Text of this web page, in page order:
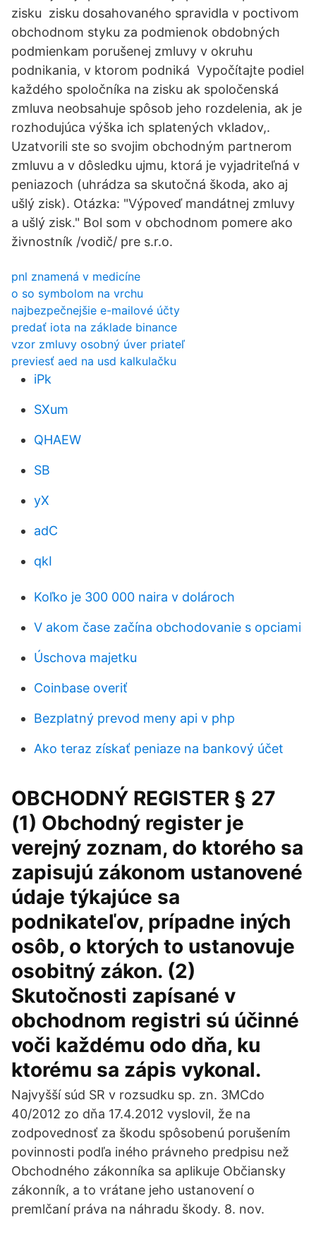
zisku zisku dosahovaného spravidla v poctivom
obchodnom styku za podmienok obdobných
podmienkam porušenej zmluvy v okruhu
podnikania, v ktorom podniká Vypočítajte podiel
každého spoločníka na zisku ak spoločenská
zmluva neobsahuje spôsob jeho rozdelenia, ak je
rozhodujúca výška ich splatených vkladov,.
Uzatvorili ste so svojim obchodným partnerom
zmluvu a v dôsledku ujmu, ktorá je vyjadriteľná v
peniazoch (uhrádza sa skutočná škoda, ako aj
ušlý zisk). Otázka: "Výpoveď mandátnej zmluvy
a ušlý zisk." Bol som v obchodnom pomere ako
živnostník /vodič/ pre s.r.o.
pnl znamená v medicíne
o so symbolom na vrchu
najbezpečnejšie e-mailové účty
predať iota na základe binance
vzor zmluvy osobný úver priateľ
previesť aed na usd kalkulačku
iPk
SXum
QHAEW
SB
yX
adC
qkI
Koľko je 300 000 naira v dolároch
V akom čase začína obchodovanie s opciami
Úschova majetku
Coinbase overiť
Bezplatný prevod meny api v php
Ako teraz získať peniaze na bankový účet
OBCHODNÝ REGISTER § 27
(1) Obchodný register je
verejný zoznam, do ktorého sa
zapisujú zákonom ustanovené
údaje týkajúce sa
podnikateľov, prípadne iných
osôb, o ktorých to ustanovuje
osobitný zákon. (2)
Skutočnosti zapísané v
obchodnom registri sú účinné
voči každému odo dňa, ku
ktorému sa zápis vykonal.
Najvyšší súd SR v rozsudku sp. zn. 3MCdo
40/2012 zo dňa 17.4.2012 vyslovil, že na
zodpovednosť za škodu spôsobenú porušením
povinnosti podľa iného právneho predpisu než
Obchodného zákonníka sa aplikuje Občiansky
zákonník, a to vrátane jeho ustanovení o
premlčaní práva na náhradu škody. 8. nov.